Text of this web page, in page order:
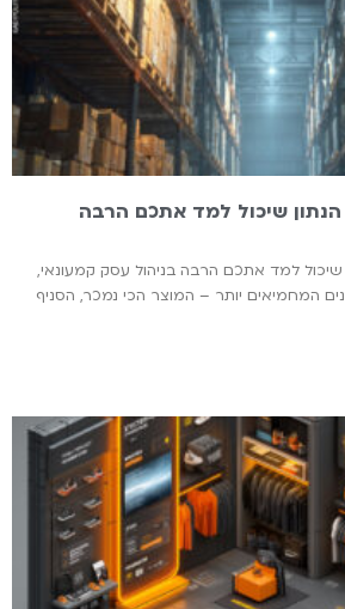
שיכול למד אתכם הרבה
למד אתכם הרבה בניהול עסק קמעונאי,
המחמיאים יותר – המוצר הכי נמכר, הסניף